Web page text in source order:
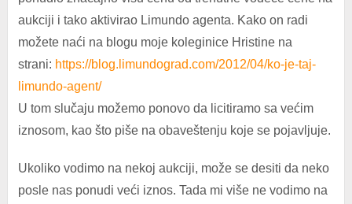
aukciji i tako aktivirao Limundo agenta. Kako on radi
možete naći na blogu moje koleginice Hristine na
strani: https://blog.limundograd.com/2012/04/ko-je-taj-
limundo-agent/
U tom slučaju možemo ponovo da licitiramo sa većim
iznosom, kao što piše na obaveštenju koje se pojavljuje.
Ukoliko vodimo na nekoj aukciji, može se desiti da neko
posle nas ponudi veći iznos. Tada mi više ne vodimo na